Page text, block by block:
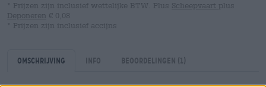
* Prijzen zijn inclusief wettelijke BTW. Plus Scheepvaart plus
Deponeren € 0,08
* Prijzen zijn inclusief accijns
Omschrijving Info Beoordelingen (1)